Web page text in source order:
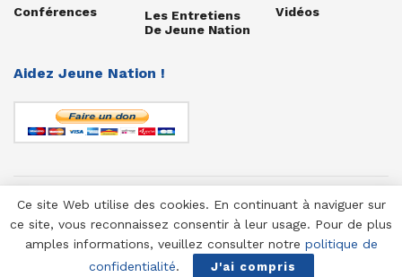
Conférences
Les Entretiens
De Jeune Nation
Vidéos
Aidez Jeune Nation !
© 1958-2025 Jeune Nation
Ce site Web utilise des cookies. En continuant à naviguer sur
ce site, vous reconnaissez consentir à leur usage. Pour de plus
amples informations, veuillez consulter notre politique de
confidentialité. J'ai compris